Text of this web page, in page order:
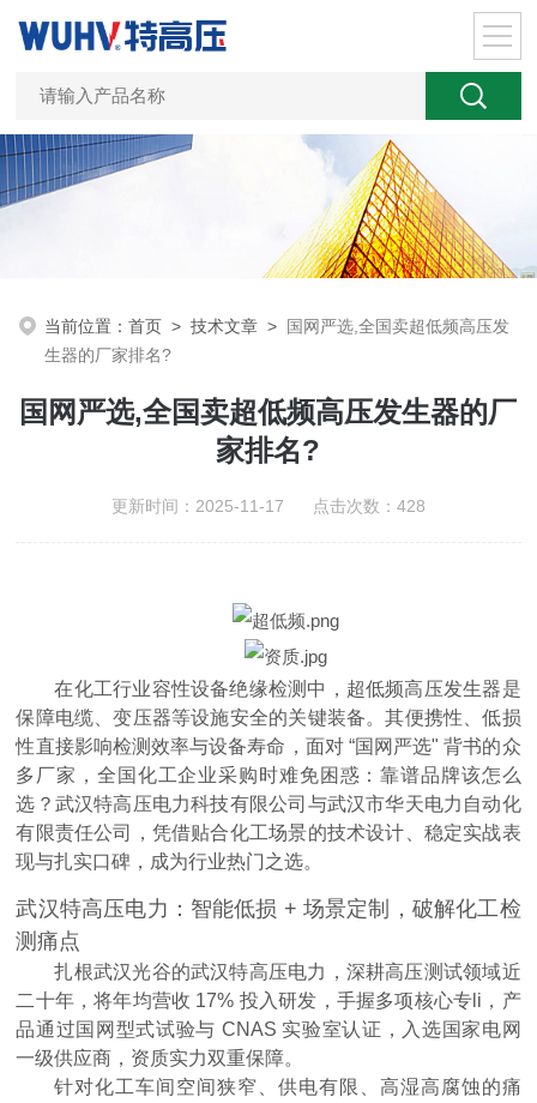
当前位置：首页 >技术文章 > 国网严选,全国卖超低频高压发
生器的厂家排名?
国网严选,全国卖超低频高压发生器的厂
家排名?
更新时间：2025-11-17 点击次数：428
在化工行业容性设备绝缘检测中，超低频高压发生器是
保障电缆、变压器等设施安全的关键装备。其便携性、低损
性直接影响检测效率与设备寿命，面对 “国网严选" 背书的众
多厂家，全国化工企业采购时难免困惑：靠谱品牌该怎么
选？武汉特高压电力科技有限公司与武汉市华天电力自动化
有限责任公司，凭借贴合化工场景的技术设计、稳定实战表
现与扎实口碑，成为行业热门之选。
武汉特高压电力：智能低损 + 场景定制，破解化工检
测痛点
扎根武汉光谷的武汉特高压电力，深耕高压测试领域近
二十年，将年均营收 17% 投入研发，手握多项核心专li，产
品通过国网型式试验与 CNAS 实验室认证，入选国家电网
一级供应商，资质实力双重保障。
针对化工车间空间狭窄、供电有限、高湿高腐蚀的痛